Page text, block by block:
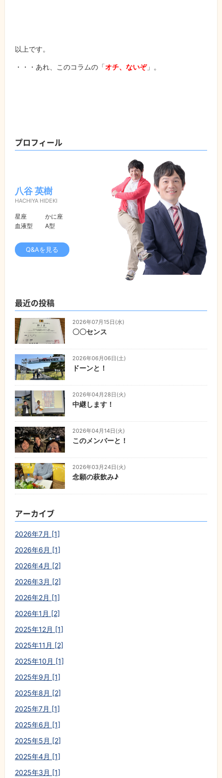
以上です。
・・・あれ、このコラムの「オチ、ないぞ」。
プロフィール
八谷 英樹
HACHIYA HIDEKI
星座
かに座
血液型
A型
Q&Aを見る
最近の投稿
2026年07月15日(水)
〇〇センス
2026年06月06日(土)
ドーンと！
2026年04月28日(火)
中継します！
2026年04月14日(火)
このメンバーと！
2026年03月24日(火)
念願の萩飲み♪
アーカイブ
2026年7月 [1]
2026年6月 [1]
2026年4月 [2]
2026年3月 [2]
2026年2月 [1]
2026年1月 [2]
2025年12月 [1]
2025年11月 [2]
2025年10月 [1]
2025年9月 [1]
2025年8月 [2]
2025年7月 [1]
2025年6月 [1]
2025年5月 [2]
2025年4月 [1]
2025年3月 [1]